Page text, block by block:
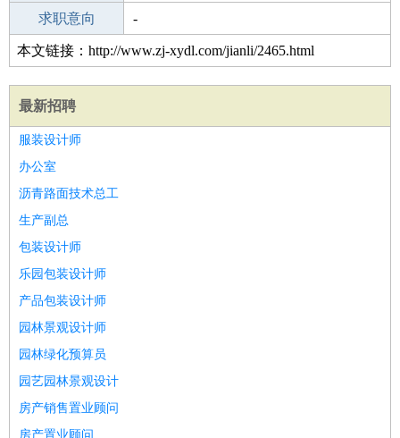
外语水平
求职意向 -
本文链接：http://www.zj-xydl.com/jianli/2465.html
最新招聘
服装设计师
办公室
沥青路面技术总工
生产副总
包装设计师
乐园包装设计师
产品包装设计师
园林景观设计师
园林绿化预算员
园艺园林景观设计
房产销售置业顾问
房产置业顾问